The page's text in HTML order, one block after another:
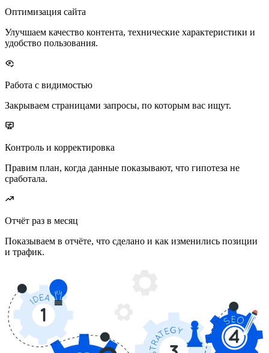
Оптимизация сайта
Улучшаем качество контента, технические характеристики и
удобство пользования.
Работа с видимостью
Закрываем страницами запросы, по которым вас ищут.
Контроль и корректировка
Правим план, когда данные показывают, что гипотеза не
сработала.
Отчёт раз в месяц
Показываем в отчёте, что сделано и как изменились позиции
и трафик.